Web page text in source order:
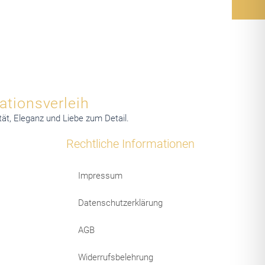
Eleganz und Liebe zum Detail.
Rechtliche Informationen
Impressum
Datenschutzerklärung
AGB
Widerrufsbelehrung